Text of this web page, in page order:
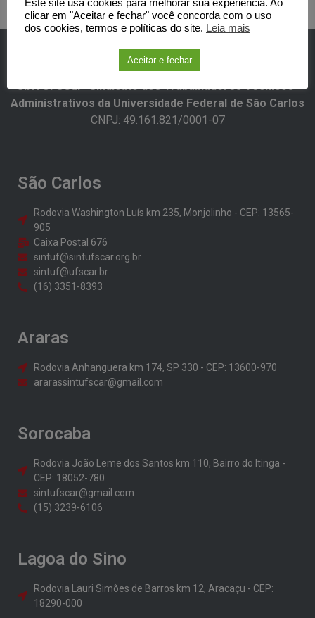
SINTUFSCar -Sindicato dos Trabalhadores Técnicos-
Administrativos da Universidade Federal de São Carlos​
CNPJ: 49.161.821/0001-07
São Carlos
Rodovia Washington Luís km 235, Monjolinho - CEP: 13565-
905
Caixa Postal 676
sintuf@sintufscar.org.br
sintuf@ufscar.br
(16) 3351-8393
Araras
Rodovia Anhanguera km 174, SP 330 - CEP: 13600-970
ararassintufscar@gmail.com
Sorocaba
Rodovia João Leme dos Santos km 110, Bairro do Itinga -
CEP: 18052-780
sintufscar@gmail.com
(15) 3239-6106
Lagoa do Sino
Rodovia Lauri Simões de Barros km 12, Aracaçu - CEP:
18290-000
Este site usa cookies para melhorar sua experiência. Ao
clicar em "Aceitar e fechar" você concorda com o uso
dos cookies, termos e políticas do site. Leia mais
Aceitar e fechar